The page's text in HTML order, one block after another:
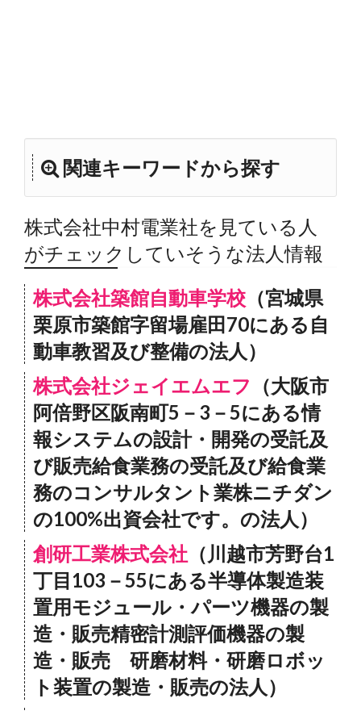
関連キーワードから探す
株式会社中村電業社を見ている人
がチェックしていそうな法人情報
株式会社築館自動車学校 （宮城県
栗原市築館字留場雇田70にある自
動車教習及び整備の法人）
株式会社ジェイエムエフ
（大阪市
阿倍野区阪南町5－3－5にある情
報システムの設計・開発の受託及
び販売給食業務の受託及び給食業
務のコンサルタント業株ニチダン
の100%出資会社です。の法人）
創研工業株式会社 （川越市芳野台1
丁目103－55にある半導体製造装
置用モジュール・パーツ機器の製
造・販売精密計測評価機器の製
造・販売 研磨材料・研磨ロボッ
ト装置の製造・販売の法人）